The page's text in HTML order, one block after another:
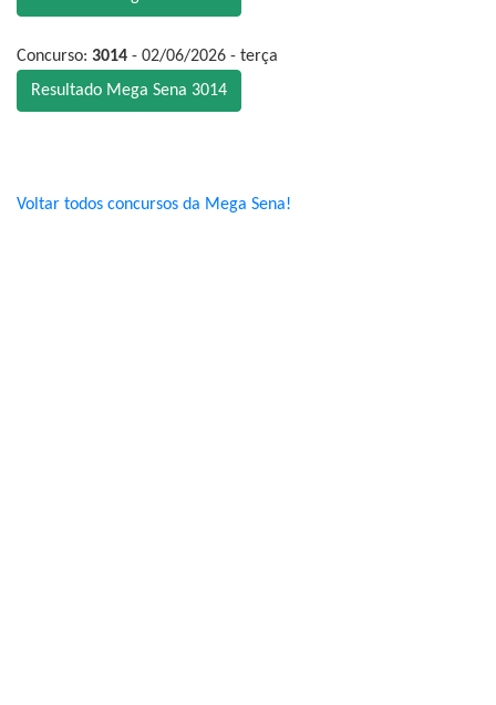
Concurso: 3014 - 02/06/2026 - terça
Resultado Mega Sena 3014
Voltar todos concursos da Mega Sena!